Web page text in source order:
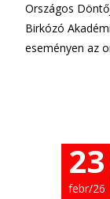
Országos
Birkózó
eseményen az
23
febr/26